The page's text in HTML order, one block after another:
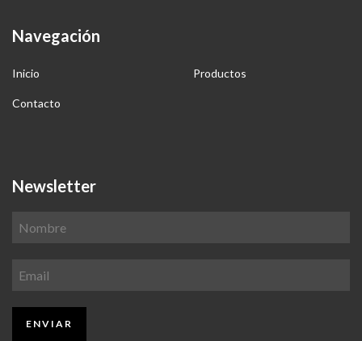
Navegación
Inicio Productos
Contacto
Newsletter